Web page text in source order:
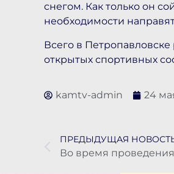
снегом. Как только он
необходимости
Всего в
открытых спортивных
kamtv-admin 24
ПРЕДЫДУЩАЯ